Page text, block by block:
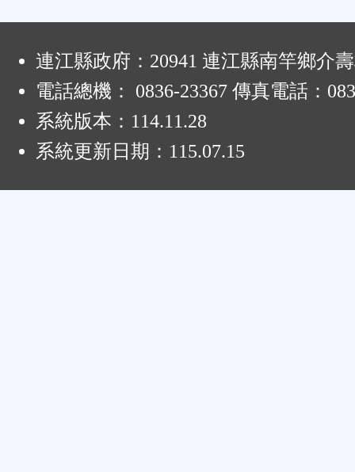
鈕
區連江縣政府：20941 連江縣南竿鄉介
電話總機： 0836-23367 傳真電話：
系統版本： 114.11.28
系統更新日期： 115.07.15